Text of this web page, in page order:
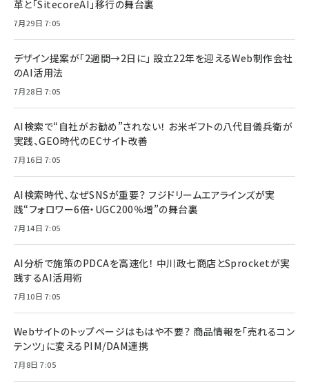
革と「SitecoreAI」移行の舞台裏
7月29日 7:05
デザイン提案が「2週間→2日に」 設立22年を迎えるWeb制作会社
のAI活用法
7月28日 7:05
AI検索で“自社がお勧め”されない！ お米ギフトの八代目儀兵衛が
実践、GEO時代のECサイト改善
7月16日 7:05
AI検索時代、なぜSNSが重要？ フジドリームエアラインズが実
践“フォロワー6倍・UGC200％増”の舞台裏
7月14日 7:05
AI分析で施策のPDCAを高速化！ 中川政七商店とSprocketが実
践するAI活用術
7月10日 7:05
Webサイトのトップページはもはや不要？ 商品情報を「売れるコン
テンツ」に変えるPIM/DAM連携
7月8日 7:05